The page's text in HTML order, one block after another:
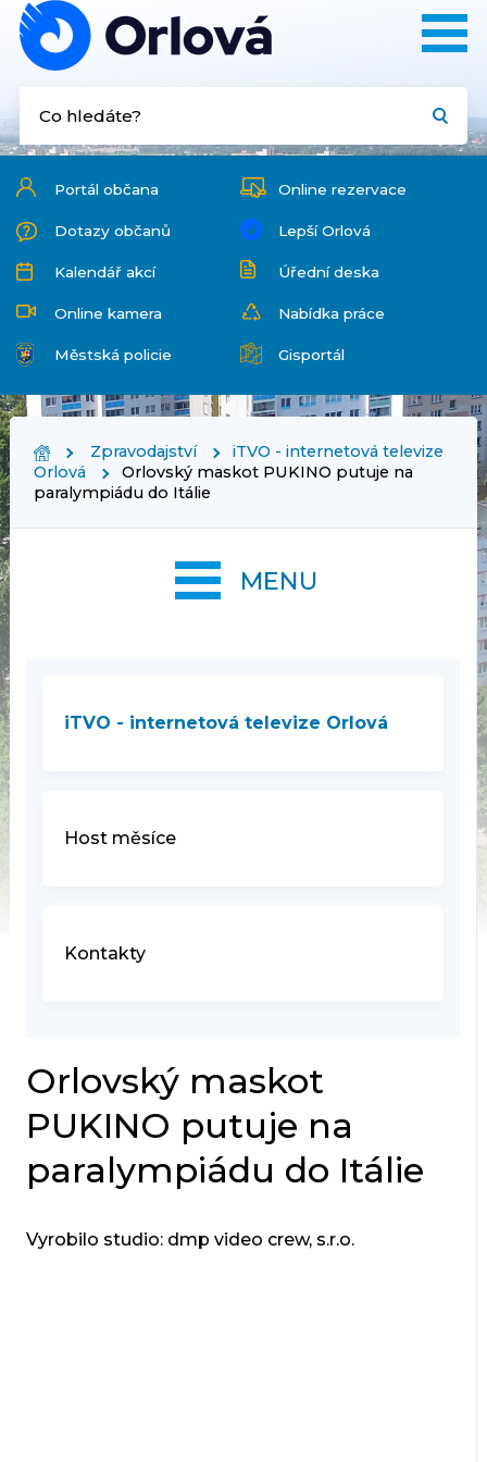
Portál občana Online rezervace
Dotazy občanů Lepší Orlová
Kalendář akcí Úřední deska
Online kamera Nabídka práce
Městská policie Gisportál
Zpravodajství
iTVO - internetová televize
Orlová
Orlovský maskot PUKINO putuje na
paralympiádu do Itálie
iTVO - internetová televize Orlová
Host měsíce
Kontakty
Orlovský maskot
PUKINO putuje na
paralympiádu do Itálie
Vyrobilo studio: dmp video crew, s.r.o.
MENU